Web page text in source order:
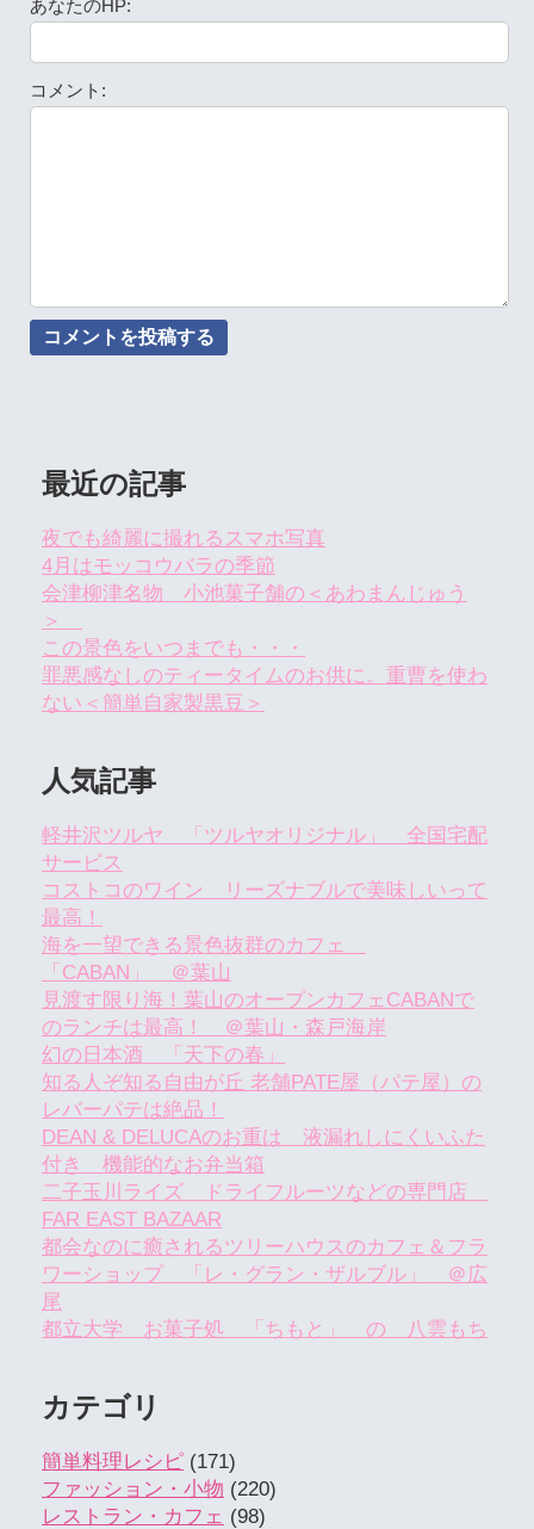
あなたのHP:
コメント:
最近の記事
夜でも綺麗に撮れるスマホ写真
4月はモッコウバラの季節
会津柳津名物 小池菓子舗の＜あわまんじゅう
＞
この景色をいつまでも・・・
罪悪感なしのティータイムのお供に。重曹を使わ
ない＜簡単自家製黒豆＞
人気記事
軽井沢ツルヤ 「ツルヤオリジナル」 全国宅配
サービス
コストコのワイン リーズナブルで美味しいって
最高！
海を一望できる景色抜群のカフェ
「CABAN」 ＠葉山
見渡す限り海！葉山のオープンカフェCABANで
のランチは最高！ ＠葉山・森戸海岸
幻の日本酒 「天下の春」
知る人ぞ知る自由が丘 老舗PATE屋（パテ屋）の
レバーパテは絶品！
DEAN & DELUCAのお重は 液漏れしにくいふた
付き 機能的なお弁当箱
二子玉川ライズ ドライフルーツなどの専門店
FAR EAST BAZAAR
都会なのに癒されるツリーハウスのカフェ＆フラ
ワーショップ 「レ・グラン・ザルブル」 ＠広
尾
都立大学 お菓子処 「ちもと」 の 八雲もち
カテゴリ
簡単料理レシピ (171)
ファッション・小物 (220)
レストラン・カフェ (98)